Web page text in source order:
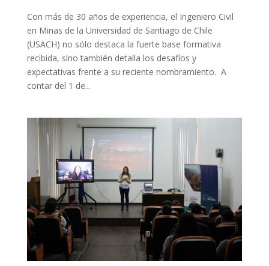
Con más de 30 años de experiencia, el Ingeniero Civil
en Minas de la Universidad de Santiago de Chile
(USACH) no sólo destaca la fuerte base formativa
recibida, sino también detalla los desafíos y
expectativas frente a su reciente nombramiento. A
contar del 1 de...